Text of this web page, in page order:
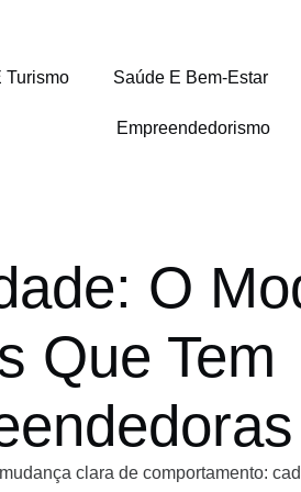
Turismo Saúde E Bem-Estar
Empreendedorismo
O
Que Tem
clara de comportamento: